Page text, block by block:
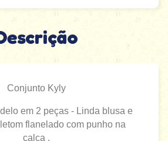
Conjunto Kyly
em 2 peças - Linda blusa e
flanelado com punho na
calça .